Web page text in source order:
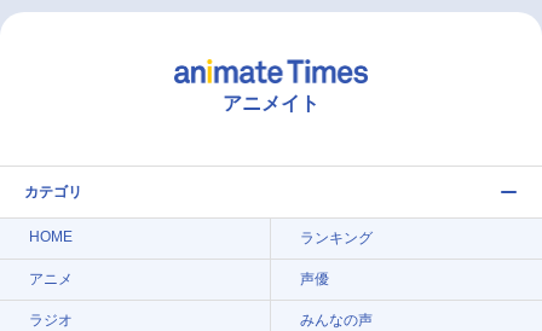
アニメイト
カテゴリ
HOME ランキング
アニメ 声優
ラジオ みんなの声